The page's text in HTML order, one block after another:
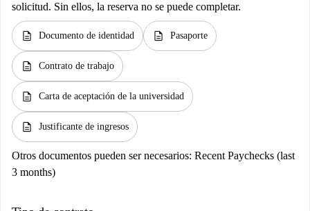
solicitud. Sin ellos, la reserva no se puede completar.
description Documento de identidad description Pasaporte
description Contrato de trabajo
description Carta de aceptación de la universidad
description Justificante de ingresos
Otros documentos pueden ser necesarios: Recent Paychecks (last
3 months)